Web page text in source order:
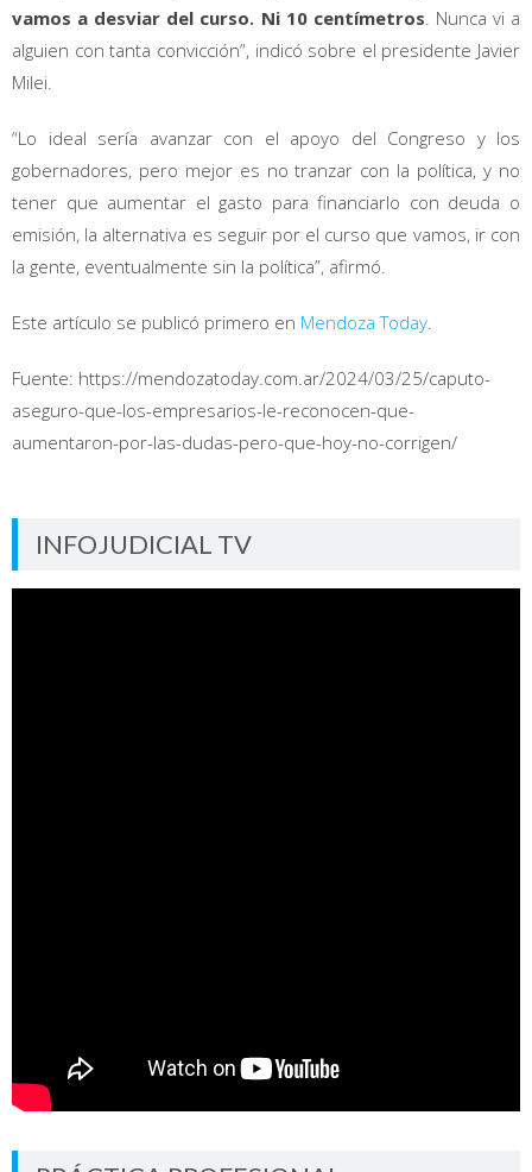
vamos a desviar del curso. Ni 10 centímetros . Nunca vi a
alguien con tanta convicción”, indicó sobre el presidente Javier
Milei.
“Lo ideal sería avanzar con el apoyo del Congreso y los
gobernadores, pero mejor es no tranzar con la política, y no
tener que aumentar el gasto para financiarlo con deuda o
emisión, la alternativa es seguir por el curso que vamos, ir con
la gente, eventualmente sin la política”, afirmó.
Este artículo se publicó primero en Mendoza Today
Fuente: https://mendozatoday.com.ar/2024/03/25/caputo-
aseguro-que-los-empresarios-le-reconocen-que-
aumentaron-por-las-dudas-pero-que-hoy-no-corrigen/
INFOJUDICIAL TV